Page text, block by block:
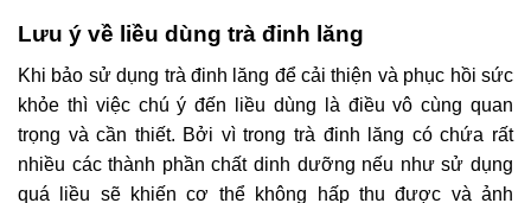
Lưu ý về liều dùng trà đinh lăng
Khi bảo sử dụng trà đinh lăng để cải thiện và phục hồi sức
khỏe thì việc chú ý đến liều dùng là điều vô cùng quan
trọng và cần thiết. Bởi vì trong trà đinh lăng có chứa rất
nhiều các thành phần chất dinh dưỡng nếu như sử dụng
quá liều sẽ khiến cơ thể không hấp thu được và ảnh